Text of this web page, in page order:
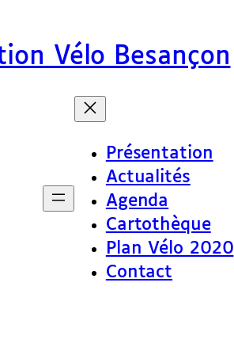
Vélo Besançon
Présentation
Actualités
Agenda
Cartothèque
Plan Vélo 2020
Contact